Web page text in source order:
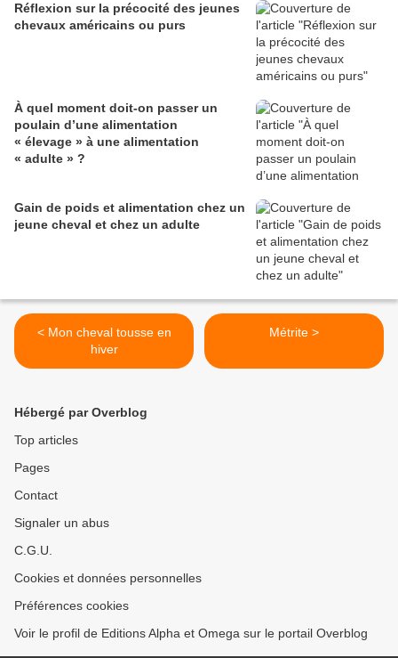
Réflexion sur la précocité des jeunes
chevaux américains ou purs
À quel moment doit-on passer un
poulain d’une alimentation
« élevage » à une alimentation
« adulte » ?
Gain de poids et alimentation chez un
jeune cheval et chez un adulte
< Mon cheval tousse en
hiver
Métrite >
Hébergé par Overblog
Top articles
Pages
Contact
Signaler un abus
C.G.U.
Cookies et données personnelles
Préférences cookies
Voir le profil de Editions Alpha et Omega sur le portail Overblog